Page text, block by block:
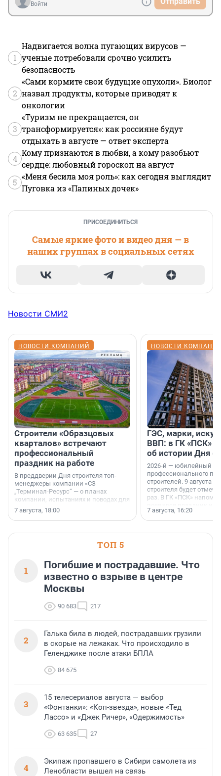
Войти
1
Надвигается волна пугающих вирусов —
ученые потребовали срочно усилить
безопасность
2
«Сами кормите свои будущие опухоли». Биолог
назвал продукты, которые приводят к
онкологии
3
«Туризм не прекращается, он
трансформируется»: как россияне будут
отдыхать в августе — ответ эксперта
4
Кому признаются в любви, а кому разобьют
сердце: любовный гороскоп на август
5
«Меня бесила моя роль»: как сегодня выглядит
Пуговка из «Папиных дочек»
ПРИСОЕДИНИТЬСЯ
Самые яркие фото и видео дня — в
наших группах в социальных сетях
Новости СМИ2
НОВОСТИ КОМПАНИЙ
Строители «Образцовых
кварталов» встречают
профессиональный
праздник на работе
В преддверии Дня строителя топ-
менеджеры компании «СЗ
„Терминал-Ресурс“ — о планах
компании, испытаниях и поводах для
осторожного оптимизма.
7 августа, 18:00
НОВОСТИ
ГЭС, марки,
ВВП: в ГК «ПСК»
об истории Дня
2026-й — юбилейный
профессионального
строителей. 9 августа
строителя будет
раз. В ГК «ПСК»
поменялась роль
7 августа, 16:20
ТОП 5
1
Погибшие и пострадавшие. Что
известно о взрыве в центре
Москвы
90 683 217
2
Галька била в людей, пострадавших грузили
в скорые на лежаках. Что происходило в
Геленджике после атаки БПЛА
84 675
3
15 телесериалов августа — выбор
«Фонтанки»: «Коп-звезда», новые «Тед
Лассо» и «Джек Ричер», «Одержимость»
63 635 27
4
Экипаж пропавшего в Сибири самолета из
Ленобласти вышел на связь